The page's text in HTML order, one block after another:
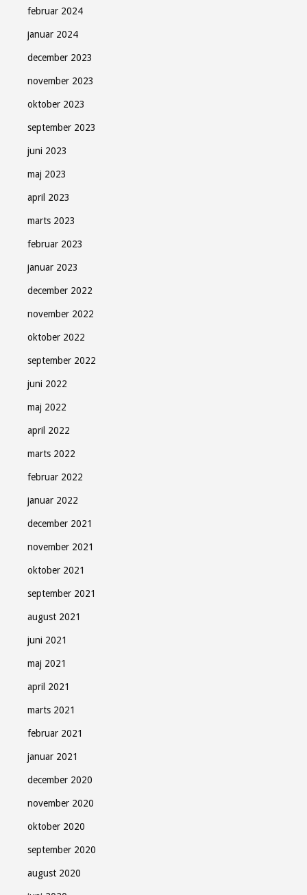
februar 2024
januar 2024
december 2023
november 2023
oktober 2023
september 2023
juni 2023
maj 2023
april 2023
marts 2023
februar 2023
januar 2023
december 2022
november 2022
oktober 2022
september 2022
juni 2022
maj 2022
april 2022
marts 2022
februar 2022
januar 2022
december 2021
november 2021
oktober 2021
september 2021
august 2021
juni 2021
maj 2021
april 2021
marts 2021
februar 2021
januar 2021
december 2020
november 2020
oktober 2020
september 2020
august 2020